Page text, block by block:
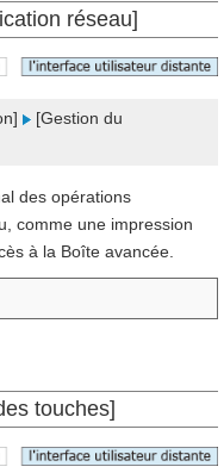
réseau]
[Gestion du
des opérations
comme une impression
à la Boîte avancée.
touches]